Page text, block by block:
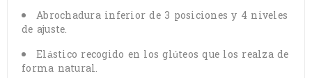
Abrochadura inferior de 3 posiciones y 4 niveles
de ajuste.
Elástico recogido en los glúteos que los realza de
forma natural.